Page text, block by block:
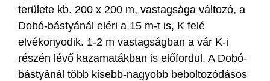
területe kb. 200 x 200 m, vastagsága változó, a
Dobó-bástyánál eléri a 15 m-t is, K felé
elvékonyodik. 1-2 m vastagságban a vár K-i
részén lévő kazamatákban is előfordul. A Dobó-
bástyánál több kisebb-nagyobb beboltozódásos